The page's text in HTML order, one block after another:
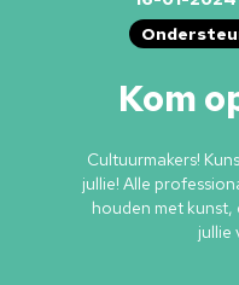
Kom
Cultuurmakers!
jullie! Alle
houden met
jullie